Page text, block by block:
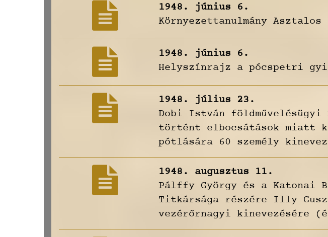
1948. június 6.
Környezettanulmány
1948. június 6.
Helyszínrajz a pócspetri
1948. július 23.
Dobi István
történt elbocsátások miatt
pótlására 60 személy
1948. augusztus 11.
Pálffy György és a Katonai
Titkársága részére Illy
vezérőrnagyi kinevezésére